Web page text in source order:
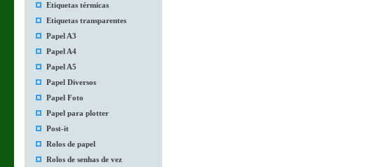
Etiquetas térmicas
Etiquetas transparentes
Papel A3
Papel A4
Papel A5
Papel Diversos
Papel Foto
Papel para plotter
Post-it
Rolos de papel
Rolos de senhas de vez